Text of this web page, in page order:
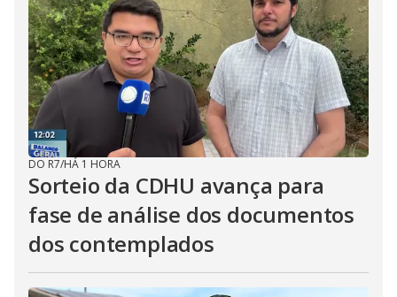
DO R7/HÁ 1 HORA
Sorteio da CDHU avança para
fase de análise dos documentos
dos contemplados